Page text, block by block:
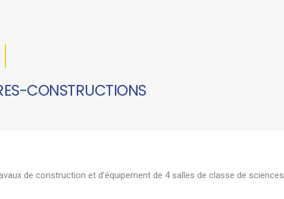
CONSTRUCTIONS
de construction et d’équipement de 4 salles de classe de sciences